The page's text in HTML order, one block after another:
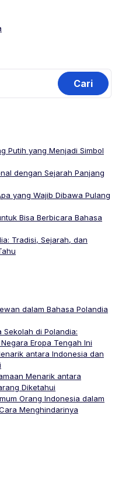
Putih yang Menjadi Simbol
dengan Sejarah Panjang
yang Wajib Dibawa Pulang
Bisa Berbicara Bahasa
Tradisi, Sejarah, dan
dalam Bahasa Polandia
Sekolah di Polandia:
Eropa Tengah Ini
antara Indonesia dan
Menarik antara
Diketahui
Orang Indonesia dalam
Menghindarinya